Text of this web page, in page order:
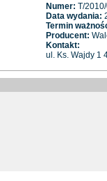
Numer: T/
Data wydania:
Termin
Producent:
Kontakt:
ul. Ks. Wajdy 1